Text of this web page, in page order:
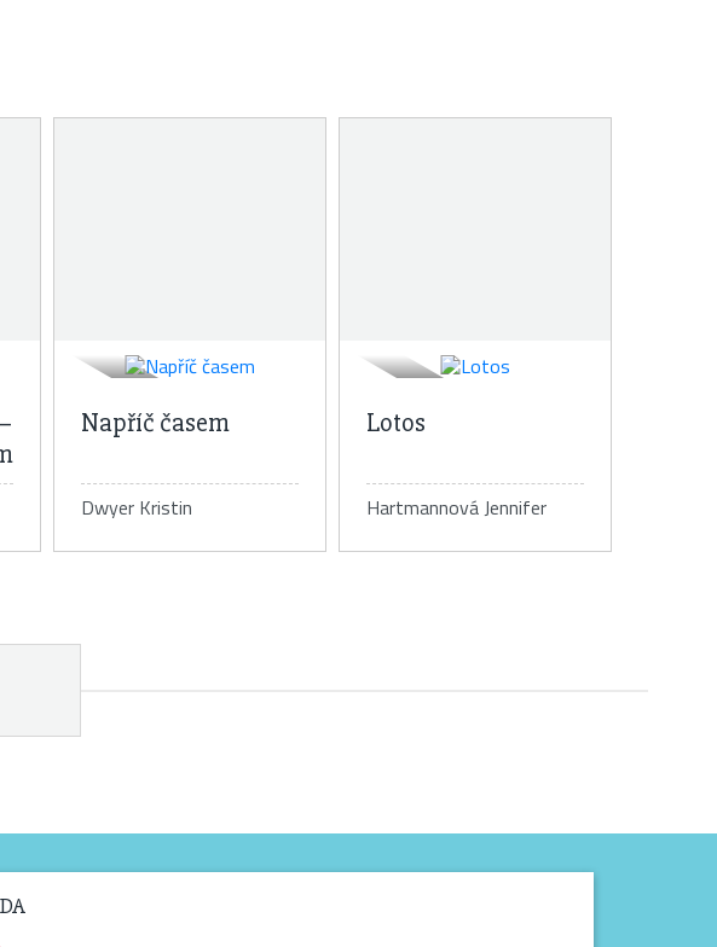
Napříč časem
Dwyer KristinDetail knihy
Lotos
Hartmannová Jennifer
Detail knihy